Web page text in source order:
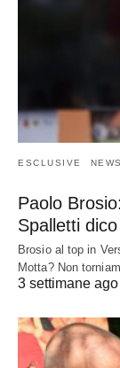
ESCLUSIVE NEWS
Paolo
Spalletti
Brosio al top in
Motta? Non
3 settimane ago